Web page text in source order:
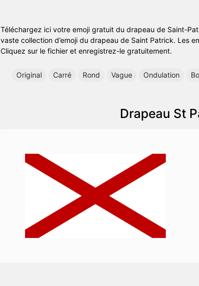
Téléchargez ici votre emoji gratuit du drapeau de Saint-
vaste collection d’emoji du drapeau de Saint Patrick. Les
Cliquez sur le fichier et enregistrez-le gratuitement.
Original Carré Rond Vague Ondulation
Drapeau St